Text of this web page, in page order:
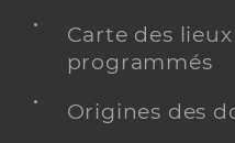
Carte des
programmés
Origines des